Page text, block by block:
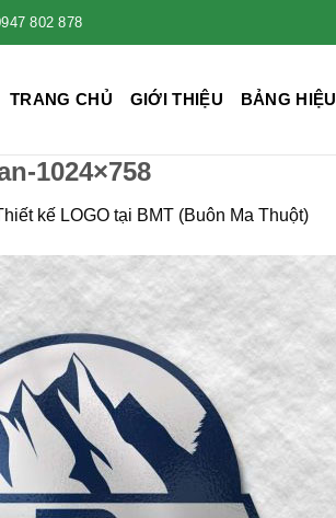
802 878
TRANG CHỦ GIỚI THIỆU BẢNG HIỆU
1024×758
kế LOGO tại BMT (Buôn Ma Thuột)